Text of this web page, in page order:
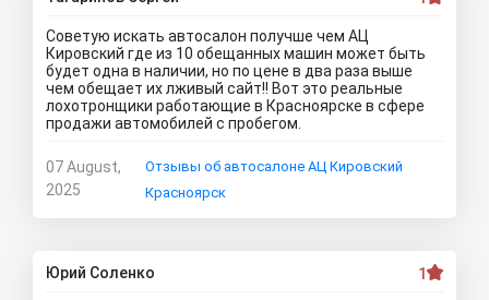
Советую искать автосалон получше чем АЦ
Кировский где из 10 обещанных машин может быть
будет одна в наличии, но по цене в два раза выше
чем обещает их лживый сайт!! Вот это реальные
лохотронщики работающие в Красноярске в сфере
продажи автомобилей с пробегом.
07 August,
2025
Отзывы об автосалоне АЦ Кировский
Красноярск
Юрий Соленко 1